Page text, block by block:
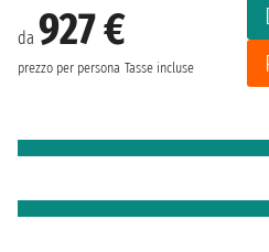
da 927 €
prezzo per persona Tasse incluse